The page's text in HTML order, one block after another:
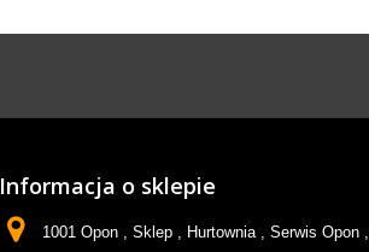
Informacja o sklepie
1001 Opon , Sklep , Hurtownia , Serwis Opon ,